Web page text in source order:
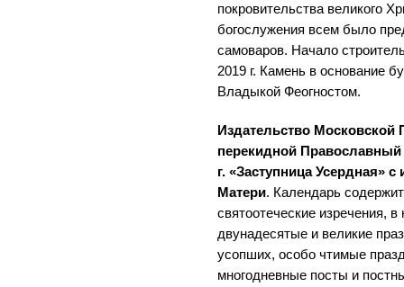
покровительства великого
богослужения всем было
самоваров. Начало
2019 г. Камень в основание
Владыкой Феогностом.
Издательство Московской
перекидной
г. «Заступница Усердная»
Матери. Календарь
святоотеческие изречения,
двунадесятые и великие
усопших, особо чтимые
многодневные посты и